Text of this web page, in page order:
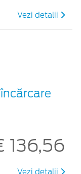
Vezi detalii
136,56
Vezi detalii